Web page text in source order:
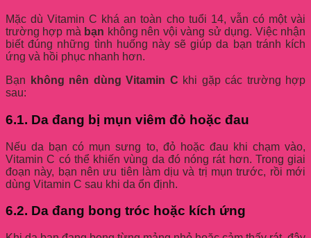
Mặc dù Vitamin C khá an toàn cho tuổi 14, vẫn có một vài
trường hợp mà bạn không nên vội vàng sử dụng. Việc nhận
biết đúng những tình huống này sẽ giúp da bạn tránh kích
ứng và hồi phục nhanh hơn.
Bạn
không nên dùng Vitamin C khi gặp các trường hợp
sau:
6.1. Da đang bị mụn viêm đỏ hoặc đau
Nếu da bạn có mụn sưng to, đỏ hoặc đau khi chạm vào,
Vitamin C có thể khiến vùng da đó nóng rát hơn. Trong giai
đoạn này, bạn nên ưu tiên làm dịu và trị mụn trước, rồi mới
dùng Vitamin C sau khi da ổn định.
6.2. Da đang bong tróc hoặc kích ứng